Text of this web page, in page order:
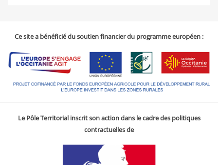
Ce site a bénéficié du soutien financier du programme européen :
Le Pôle Territorial inscrit son action dans le cadre des politiques
contractuelles de